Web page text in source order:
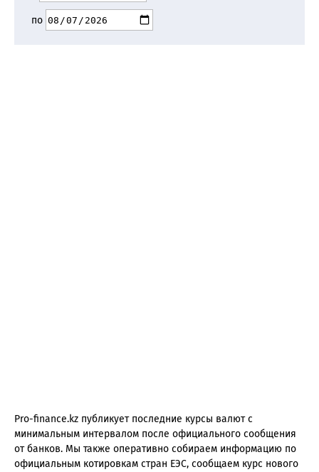
по
Pro-finance.kz публикует последние курсы валют с
минимальным интервалом после официального сообщения
от банков. Мы также оперативно собираем информацию по
официальным котировкам стран ЕЭС, сообщаем курс нового